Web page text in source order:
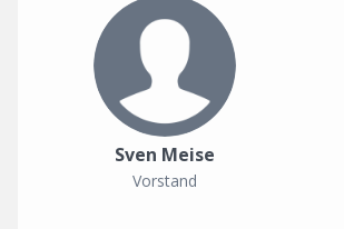
Sven Meise
Vorstand